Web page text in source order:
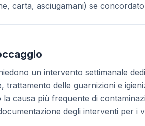
carta, asciugamani) se
un intervento settimanale
trattamento delle guarnizioni e
causa più frequente di
degli interventi per i